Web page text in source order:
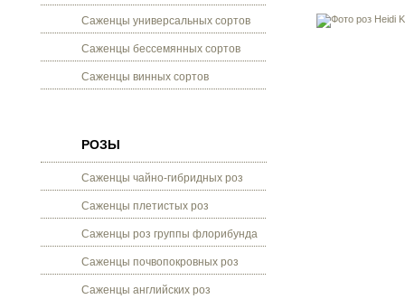
Саженцы универсальных сортов
Саженцы бессемянных сортов
Саженцы винных сортов
РОЗЫ
Саженцы чайно-гибридных роз
Саженцы плетистых роз
Саженцы роз группы флорибунда
Саженцы почвопокровных роз
Саженцы английских роз